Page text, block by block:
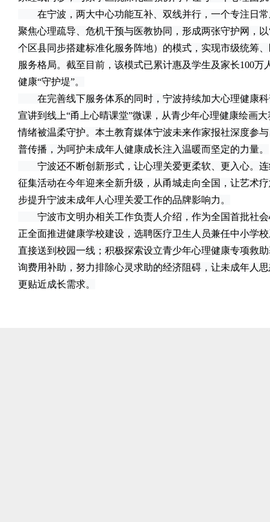
在宁波，两大中心功能互补、双线并行，一个专注日常
聚焦心理疏导、危机干预与医教协同，形成两张守护网，
个区县同步搭建标准化服务阵地）的模式，实现市级统筹
服务格局。截至目前，该模式已累计惠及学生及家长100
健康“守护堤”。
在完善线下服务体系的同时，宁波持续加大心理健康科
宣讲到线上“甬上心晴课堂”微课，从青少年心理健康绘画
情绪被温柔守护。本土教育媒体宁波未来作家报社深度参
普传播，为呵护未成年人健康成长注入温暖而坚定的力量。
宁波还不断创新形式，让心理关爱更柔软、更入心。连
征集活动在今年迎来全新升级，从甬城走向全国，让艺术
步提升宁波未成年人心理关爱工作的品牌影响力。
宁波市文明办相关工作负责人介绍，作为全国首批社会
正全面推进健康学校建设，选聘医疗卫生人员兼任中小学
直接送到校园一线；积极探索设立青少年心理健康专项救
询费用补助，努力排除心灵求助的经济阻碍，让未成年人
更贴近成长需求。